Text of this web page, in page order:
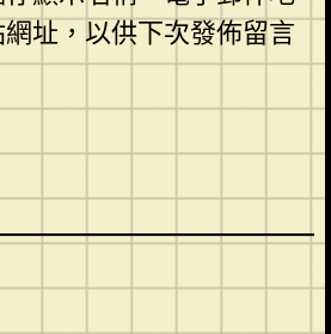
址，以供下次發佈留言